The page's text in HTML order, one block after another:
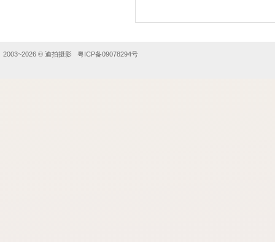
2003~2026 © 迪拍摄影 粤ICP备09078294号